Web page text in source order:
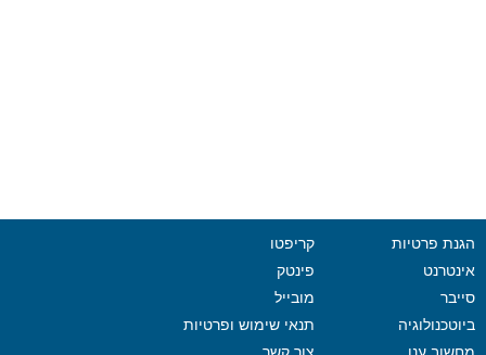
הגנת פרטיות
אינטרנט
סייבר
ביוטכנולוגיה
קריפטו
פינטק
מובייל
תנאי שימוש ופרטיות